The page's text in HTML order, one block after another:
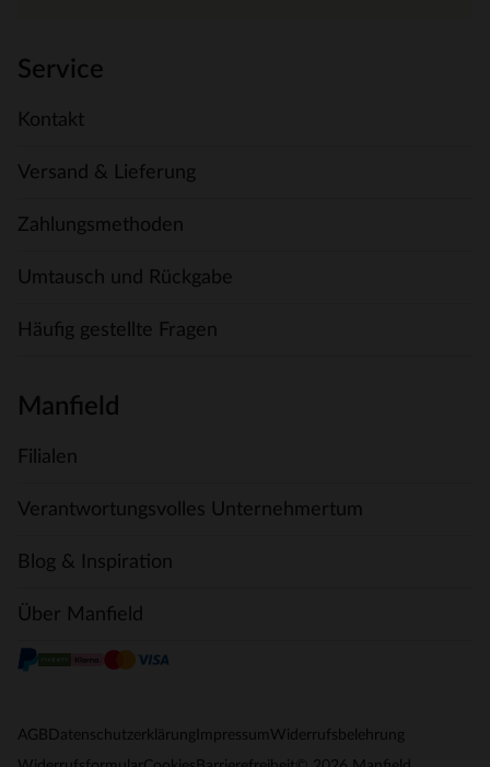
Service
Kontakt
Versand & Lieferung
Zahlungsmethoden
Umtausch und Rückgabe
Häufig gestellte Fragen
Manfield
Filialen
Verantwortungsvolles Unternehmertum
Blog & Inspiration
Über Manfield
AGB Datenschutzerklärung Impressum Widerrufsbelehrung